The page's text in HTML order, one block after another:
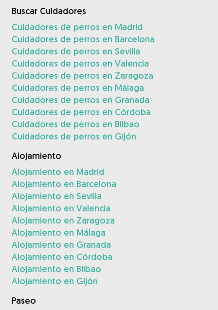
Buscar Cuidadores
Cuidadores de perros en Madrid
Cuidadores de perros en Barcelona
Cuidadores de perros en Sevilla
Cuidadores de perros en Valencia
Cuidadores de perros en Zaragoza
Cuidadores de perros en Málaga
Cuidadores de perros en Granada
Cuidadores de perros en Córdoba
Cuidadores de perros en Bilbao
Cuidadores de perros en Gijón
Alojamiento
Alojamiento en Madrid
Alojamiento en Barcelona
Alojamiento en Sevilla
Alojamiento en Valencia
Alojamiento en Zaragoza
Alojamiento en Málaga
Alojamiento en Granada
Alojamiento en Córdoba
Alojamiento en Bilbao
Alojamiento en Gijón
Paseo